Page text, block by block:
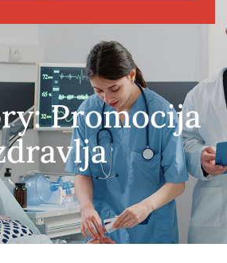
Promocija